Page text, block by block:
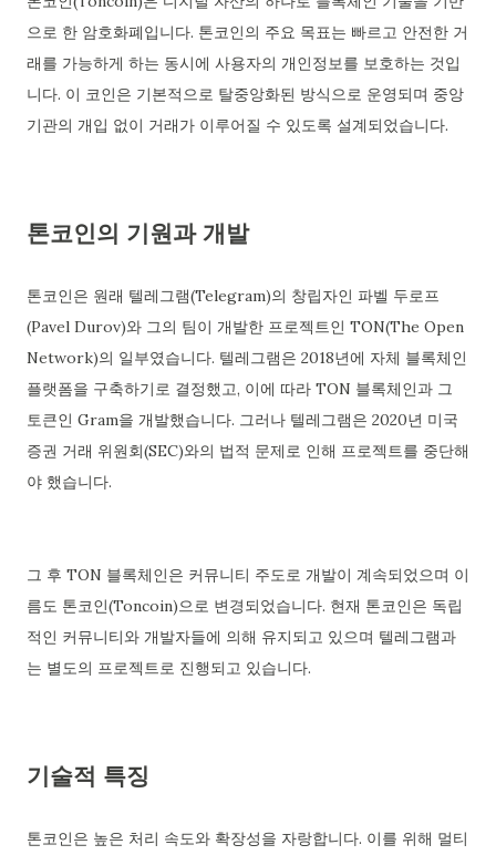
으로 한 암호화폐입니다. 톤코인의 주요 목표는 빠르고 안전한 거
래를 가능하게 하는 동시에 사용자의 개인정보를 보호하는 것입
니다. 이 코인은 기본적으로 탈중앙화된 방식으로 운영되며 중앙
기관의 개입 없이 거래가 이루어질 수 있도록 설계되었습니다.
톤코인의 기원과 개발
톤코인은 원래 텔레그램(Telegram)의 창립자인 파벨 두로프
(Pavel Durov)와 그의 팀이 개발한 프로젝트인 TON(The Open
Network)의 일부였습니다. 텔레그램은 2018년에 자체 블록체인
플랫폼을 구축하기로 결정했고, 이에 따라 TON 블록체인과 그
토큰인 Gram을 개발했습니다. 그러나 텔레그램은 2020년 미국
증권 거래 위원회(SEC)와의 법적 문제로 인해 프로젝트를 중단해
야 했습니다.
그 후 TON 블록체인은 커뮤니티 주도로 개발이 계속되었으며 이
름도 톤코인(Toncoin)으로 변경되었습니다. 현재 톤코인은 독립
적인 커뮤니티와 개발자들에 의해 유지되고 있으며 텔레그램과
는 별도의 프로젝트로 진행되고 있습니다.
기술적 특징
톤코인은 높은 처리 속도와 확장성을 자랑합니다. 이를 위해 멀티